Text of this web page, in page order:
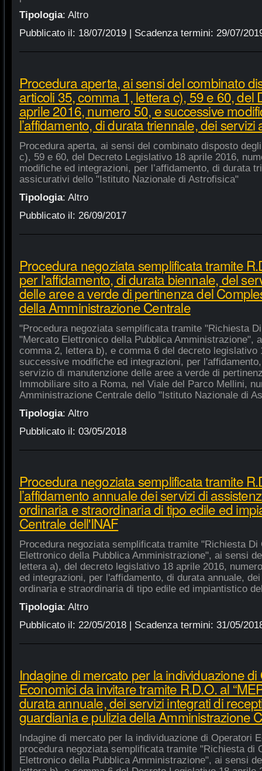
Tipologia: Altro
Pubblicato il: 18/07/2019| Scadenza termini: 29/07/
Procedura aperta, ai sensi del combinato
articoli 35, comma 1, lettera c), 59 e 60, del
aprile 2016, numero 50, e successive
l’affidamento, di durata triennale, dei servizi
Procedura aperta, ai sensi del combinato disposto
c), 59 e 60, del Decreto Legislativo 18 aprile 2016,
modifiche ed integrazioni, per l’affidamento, di durata
assicurativi dello "Istituto Nazionale di Astrofisica"
Tipologia: Altro
Pubblicato il: 26/09/2017
Procedura negoziata semplificata tramite
per l'affidamento, di durata biennale, del
delle aree a verde di pertinenza del
della Amministrazione Centrale
"Procedura negoziata semplificata tramite "Richiesta
"Mercato Elettronico della Pubblica Amministrazione",
comma 2, lettera b), e comma 6 del decreto legislativo
successive modifiche ed integrazioni, per
servizio di manutenzione delle aree a verde di
Immobiliare sito a Roma, nel Viale del Parco Mellini,
Amministrazione Centrale dello "Istituto Nazionale di
Tipologia: Altro
Pubblicato il: 03/05/2018
Procedura negoziata semplificata tramite
l’affidamento annuale dei servizi di
ordinaria e straordinaria di tipo edile ed
Centrale dell'INAF
Procedura negoziata semplificata tramite "Richiesta
Elettronico della Pubblica Amministrazione", ai sensi
lettera a), del decreto legislativo 18 aprile 2016,
ed integrazioni, per l'affidamento, di durata annuale,
ordinaria e straordinaria di tipo edile ed impiantistico
Tipologia: Altro
Pubblicato il: 22/05/2018| Scadenza termini: 31/05/
Indagine di mercato per la individuazione
Economici da invitare tramite R.D.O. al
durata annuale, dei servizi integrati di
guardiania e pulizia della Amministrazione
Indagine di mercato per la individuazione di Operatori
procedura negoziata semplificata tramite "Richiesta di
Elettronico della Pubblica Amministrazione", ai sensi